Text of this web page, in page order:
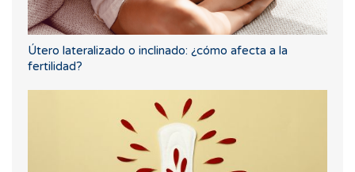
Útero lateralizado o inclinado: ¿cómo afecta a la
fertilidad?